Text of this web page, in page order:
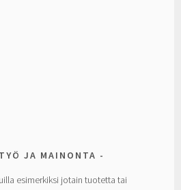
JA MAINONTA
esimerkiksi jotain tuotetta tai